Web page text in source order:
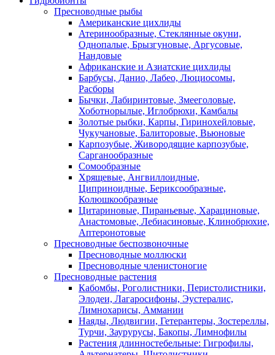
Пресноводные рыбы
Американские цихлиды
Атеринообразные, Стеклянные окуни,
Однопалые, Брызгуновые, Аргусовые,
Нандовые
Африканские и Азиатские цихлиды
Барбусы, Данио, Лабео, Люциосомы,
Расборы
Бычки, Лабиринтовые, Змееголовые,
Хоботнорылые, Иглобрюхи, Камбалы
Золотые рыбки, Карпы, Гиринохейловые,
Чукучановые, Балиторовые, Вьюновые
Карпозубые, Живородящие карпозубые,
Сарганообразные
Сомообразные
Хрящевые, Ангвиллоидные,
Циприноидные, Бериксообразные,
Колюшкообразные
Цитариновые, Пираньевые, Харациновые,
Анастомовые, Лебиасиновые, Клинобрюхие,
Аптеронотовые
Пресноводные беспозвоночные
Пресноводные моллюски
Пресноводные членистоногие
Пресноводные растения
Кабомбы, Роголистники, Перистолистники,
Элодеи, Лагаросифоны, Эустералис,
Лимнохарисы, Аммании
Наяды, Людвигии, Гетерантеры, Зостереллы,
Турчи, Заурурусы, Бакопы, Лимнофилы
Растения длинностебельные: Гигрофилы,